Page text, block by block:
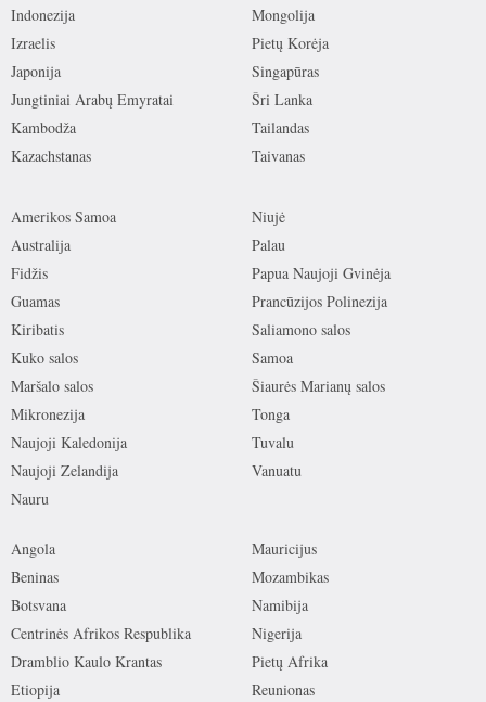
Indonezija
Izraelis
Japonija
Jungtiniai Arabų Emyratai
Kambodža
Kazachstanas
Mongolija
Pietų Korėja
Singapūras
Šri Lanka
Tailandas
Taivanas
Amerikos Samoa
Australija
Fidžis
Guamas
Kiribatis
Kuko salos
Maršalo salos
Mikronezija
Naujoji Kaledonija
Naujoji Zelandija
Nauru
Niujė
Palau
Papua Naujoji Gvinėja
Prancūzijos Polinezija
Saliamono salos
Samoa
Šiaurės Marianų salos
Tonga
Tuvalu
Vanuatu
Angola
Beninas
Botsvana
Centrinės Afrikos Respublika
Dramblio Kaulo Krantas
Etiopija
Mauricijus
Mozambikas
Namibija
Nigerija
Pietų Afrika
Reunionas